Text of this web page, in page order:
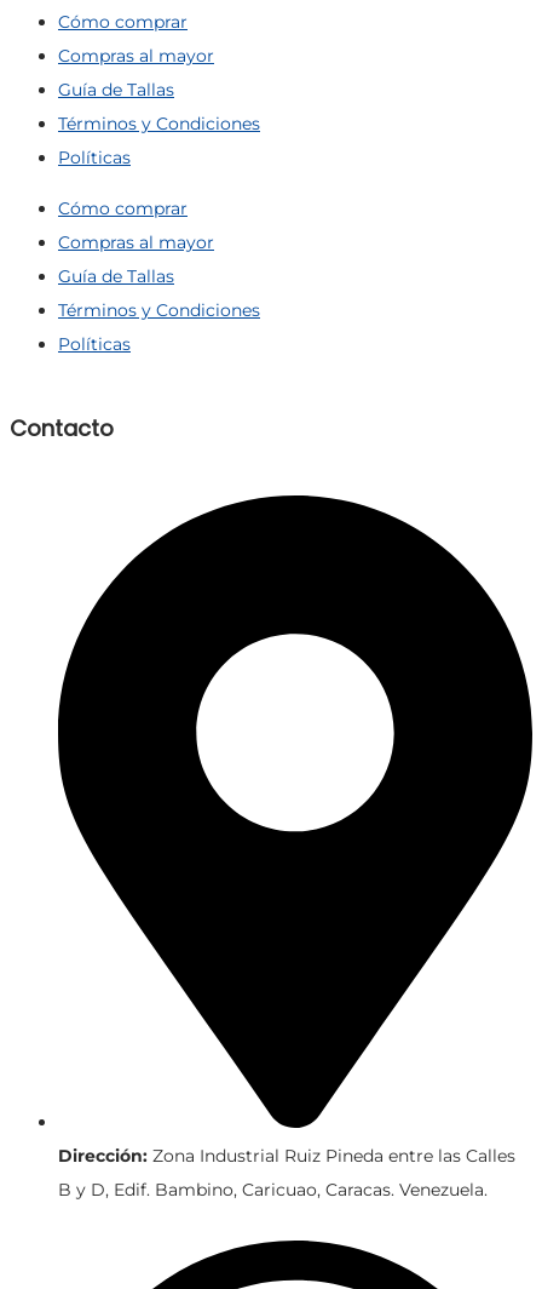
Cómo comprar
Compras al mayor
Guía de Tallas
Términos y Condiciones
Políticas
Cómo comprar
Compras al mayor
Guía de Tallas
Términos y Condiciones
Políticas
Contacto
Dirección: Zona Industrial Ruiz Pineda entre las Calles
B y D, Edif. Bambino, Caricuao, Caracas. Venezuela.